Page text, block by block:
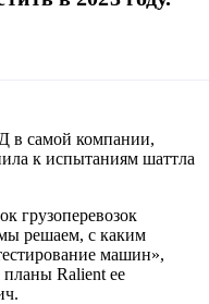
в самой компании,
к испытаниям шаттла
грузоперевозок
решаем, с каким
машин»,
Ralient ее